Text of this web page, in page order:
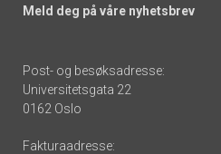
Meld deg på våre nyhetsbrev
Post- og besøksadresse:
Universitetsgata 22
0162 Oslo
Fakturaadresse: